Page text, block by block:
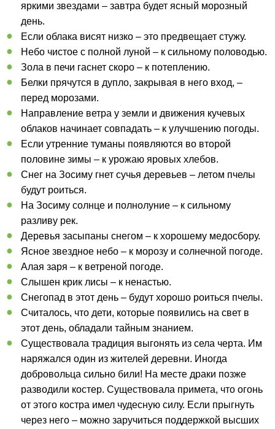
яркими звездами – завтра будет ясный морозный
день.
Если облака висят низко – это предвещает стужу.
Небо чистое с полной луной – к сильному половодью.
Зола в печи гаснет скоро – к потеплению.
Белки прячутся в дупло, закрывая в него вход, –
перед морозами.
Направление ветра у земли и движения кучевых
облаков начинает совпадать – к улучшению погоды.
Если утренние туманы появляются во второй
половине зимы – к урожаю яровых хлебов.
Снег на Зосиму гнет сучья деревьев – летом пчелы
будут роиться.
На Зосиму солнце и полнолуние – к сильному
разливу рек.
Деревья засыпаны снегом – к хорошему медосбору.
Ясное звездное небо – к морозу и солнечной погоде.
Алая заря – к ветреной погоде.
Слышен крик лисы – к ненастью.
Снегопад в этот день – будут хорошо роиться пчелы.
Считалось, что дети, которые появились на свет в
этот день, обладали тайным знанием.
Существовала традиция выгонять из села черта. Им
наряжался один из жителей деревни. Иногда
добровольца сильно били! На месте драки позже
разводили костер. Существовала примета, что огонь
от этого костра имел чудесную силу. Если прыгнуть
через него – можно заручиться поддержкой высших